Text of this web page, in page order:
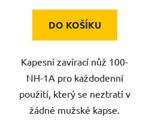
DO KOŠÍKU
Kapesní zavírací nůž 100-
NH-1A pro každodenní
použití, který se neztratí v
žádné mužské kapse.